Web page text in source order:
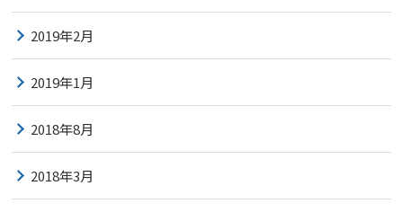
2019年2月
2019年1月
2018年8月
2018年3月